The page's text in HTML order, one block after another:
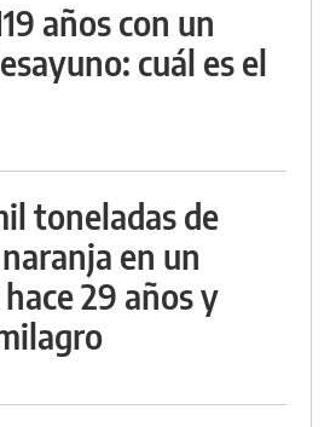
años con un
cuál es el
toneladas de
en un
29 años y